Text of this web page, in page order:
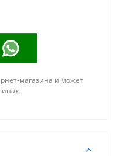
магазина и может